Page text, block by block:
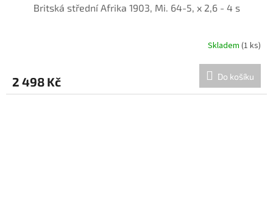
Britská střední Afrika 1903, Mi. 64-5, x 2,6 - 4 s
Skladem (1 ks)
2 498 Kč Do košíku